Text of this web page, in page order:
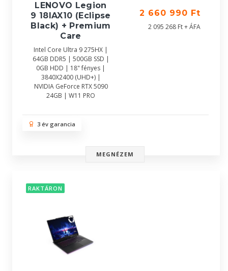
LENOVO Legion
9 18IAX10 (Eclipse
Black) + Premium
Care
Intel Core Ultra 9 275HX |
64GB DDR5 | 500GB SSD |
0GB HDD | 18" fényes |
3840X2400 (UHD+) |
NVIDIA GeForce RTX 5090
24GB | W11 PRO
2 660 990 Ft
2 095 268 Ft + ÁFA
3 év garancia
MEGNÉZEM
RAKTÁRON